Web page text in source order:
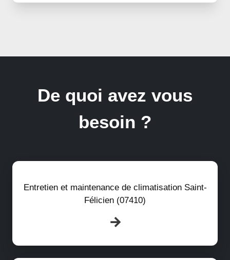
De quoi avez vous
besoin ?
Entretien et maintenance de climatisation Saint-
Félicien (07410)